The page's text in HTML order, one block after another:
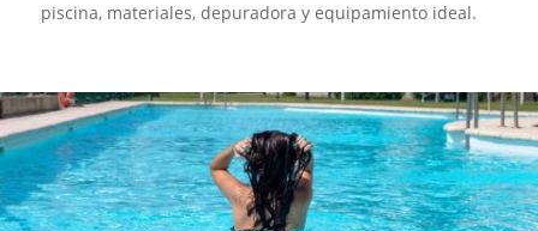
piscina, materiales, depuradora y equipamiento ideal.